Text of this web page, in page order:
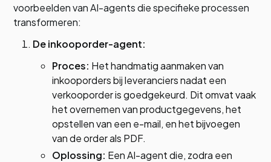
voorbeelden van AI-agents die specifieke processen
transformeren:
De inkooporder-agent:
Proces: Het handmatig aanmaken van
inkooporders bij leveranciers nadat een
verkooporder is goedgekeurd. Dit omvat vaak
het overnemen van productgegevens, het
opstellen van een e-mail, en het bijvoegen
van de order als PDF.
Oplossing: Een AI-agent die, zodra een